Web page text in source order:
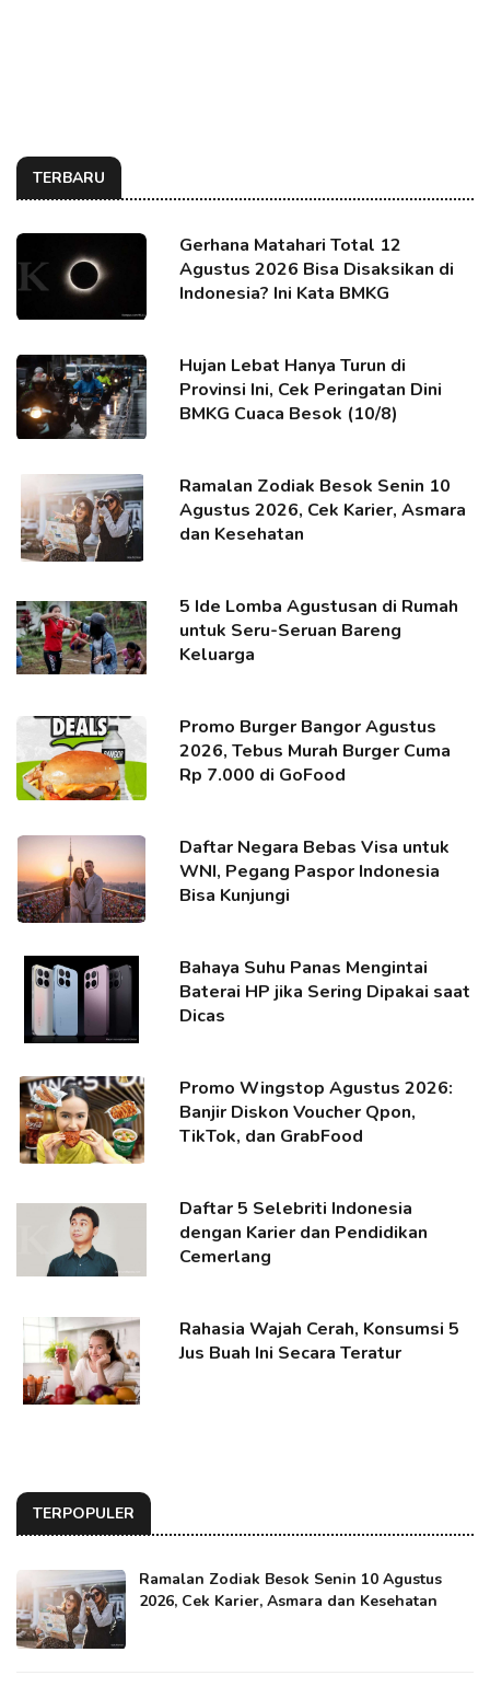
TERBARU
Gerhana Matahari Total 12
Agustus 2026 Bisa Disaksikan di
Indonesia? Ini Kata BMKG
Hujan Lebat Hanya Turun di
Provinsi Ini, Cek Peringatan Dini
BMKG Cuaca Besok (10/8)
Ramalan Zodiak Besok Senin 10
Agustus 2026, Cek Karier, Asmara
dan Kesehatan
5 Ide Lomba Agustusan di Rumah
untuk Seru-Seruan Bareng
Keluarga
Promo Burger Bangor Agustus
2026, Tebus Murah Burger Cuma
Rp 7.000 di GoFood
Daftar Negara Bebas Visa untuk
WNI, Pegang Paspor Indonesia
Bisa Kunjungi
Bahaya Suhu Panas Mengintai
Baterai HP jika Sering Dipakai saat
Dicas
Promo Wingstop Agustus 2026:
Banjir Diskon Voucher Qpon,
TikTok, dan GrabFood
Daftar 5 Selebriti Indonesia
dengan Karier dan Pendidikan
Cemerlang
Rahasia Wajah Cerah, Konsumsi 5
Jus Buah Ini Secara Teratur
TERPOPULER
Ramalan Zodiak Besok Senin 10 Agustus
2026, Cek Karier, Asmara dan Kesehatan